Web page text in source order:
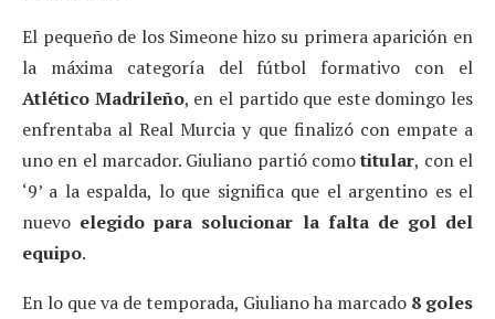
El pequeño de los Simeone hizo su primera aparición en
la máxima categoría del fútbol formativo con el
Atlético Madrileño, en el partido que este domingo les
enfrentaba al Real Murcia y que finalizó con empate a
uno en el marcador. Giuliano partió comotitular, con el
‘9’ a la espalda, lo que significa que el argentino es el
nuevo elegido para solucionar la falta de gol del
equipo.
En lo que va de temporada, Giuliano ha marcado 8 goles